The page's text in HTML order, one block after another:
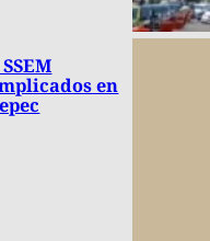
en